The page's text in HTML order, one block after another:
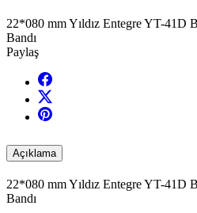
22*080 mm Yıldız Entegre YT-41D
Bandı
Paylaş
Açıklama
22*080 mm Yıldız Entegre YT-41D
Bandı